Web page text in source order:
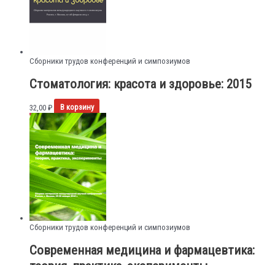
Сборники трудов конференций и симпозиумов
Стоматология: красота и здоровье: 2015
32,00 ₽ В корзину
Сборники трудов конференций и симпозиумов
Современная медицина и фармацевтика: